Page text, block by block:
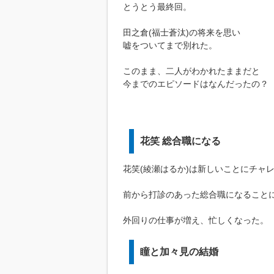
とうとう最終回。
田之倉(福士蒼汰)の将来を思い
嘘をついてまで別れた。
このまま、二人がわかれたままだと
今までのエピソードはなんだったの？
花笑 総合職になる
花笑(綾瀬はるか)は新しいことにチャレ
前から打診のあった総合職になることに
外回りの仕事が増え、忙しくなった。
瞳と加々見の結婚